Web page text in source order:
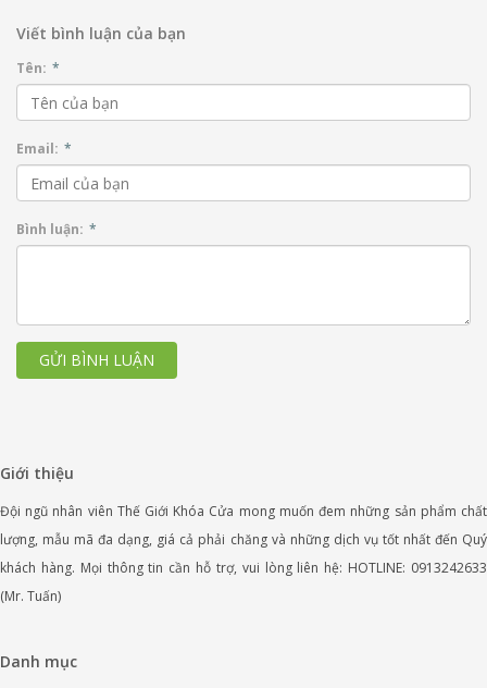
Viết bình luận của bạn
Tên: *
Email: *
Bình luận: *
GỬI BÌNH LUẬN
Giới thiệu
Đội ngũ nhân viên Thế Giới Khóa Cửa mong muốn đem những sản phẩm chất
lượng, mẫu mã đa dạng, giá cả phải chăng và những dịch vụ tốt nhất đến Quý
khách hàng. Mọi thông tin cần hỗ trợ, vui lòng liên hệ: HOTLINE: 0913242633
(Mr. Tuấn)
Danh mục